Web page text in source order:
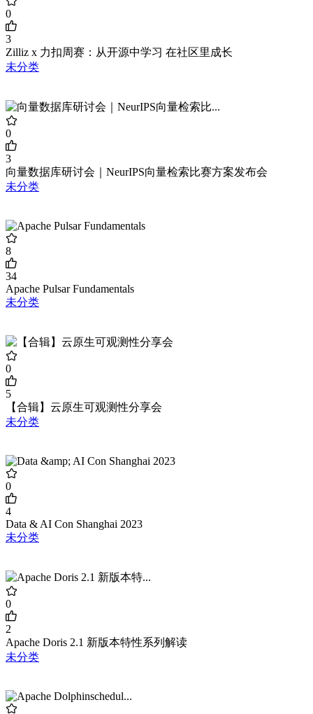
0
3
Zilliz x 力扣周赛：从开源中学习 在社区里成长
未分类
0
3
向量数据库研讨会｜NeurIPS向量检索比赛方案发布会
未分类
8
34
Apache Pulsar Fundamentals
未分类
0
5
【合辑】云原生可观测性分享会
未分类
0
4
Data & AI Con Shanghai 2023
未分类
0
2
Apache Doris 2.1 新版本特性系列解读
未分类